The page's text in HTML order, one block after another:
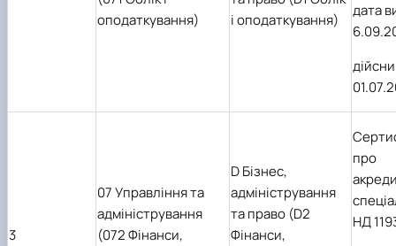
оподаткування)
і оподаткування)
дата
3
07 Управління та
адміністрування
(072 Фінанси,
D Бізнес,
адміністрування
та право (D2
Фінанси,
про
НД